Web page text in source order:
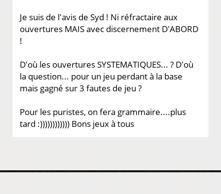
Je suis de l'avis de Syd ! Ni réfractaire aux
ouvertures MAIS avec discernement D'ABORD
!
D'où les ouvertures SYSTEMATIQUES... ? D'où
la question... pour un jeu perdant à la base
mais gagné sur 3 fautes de jeu ?
Pour les puristes, on fera grammaire....plus
tard :)))))))))))) Bons jeux à tous